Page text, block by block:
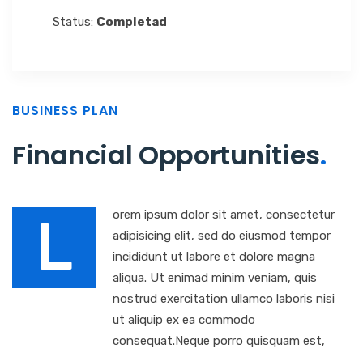
Status: Completad
BUSINESS PLAN
Financial Opportunities.
L
orem ipsum dolor sit amet, consectetur
adipisicing elit, sed do eiusmod tempor
incididunt ut labore et dolore magna
aliqua. Ut enimad minim veniam, quis
nostrud exercitation ullamco laboris nisi
ut aliquip ex ea commodo
consequat.Neque porro quisquam est,